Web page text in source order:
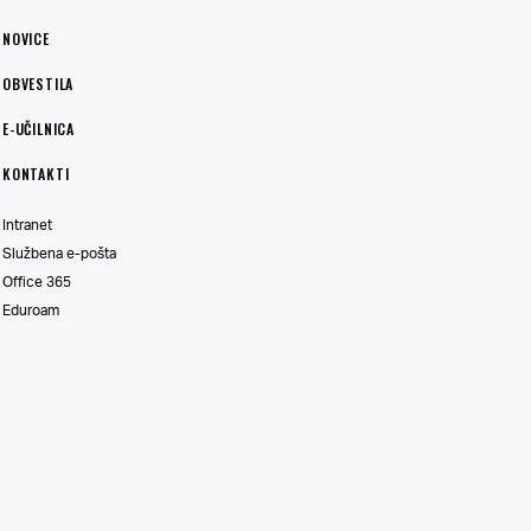
NOVICE
OBVESTILA
E-UČILNICA
KONTAKTI
Intranet
Službena e-pošta
Office 365
Eduroam